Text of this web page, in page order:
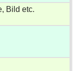
Bild etc.